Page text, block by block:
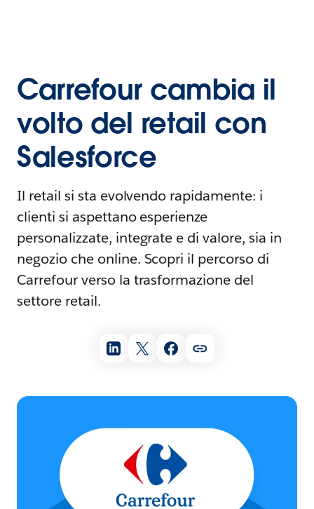
Carrefour cambia il
volto del retail con
Salesforce
Il retail si sta evolvendo rapidamente: i
clienti si aspettano esperienze
personalizzate, integrate e di valore, sia in
negozio che online. Scopri il percorso di
Carrefour verso la trasformazione del
settore retail.